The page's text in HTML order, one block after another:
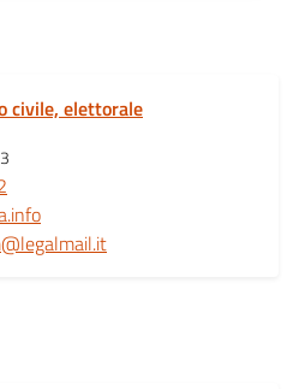
civile, elettorale